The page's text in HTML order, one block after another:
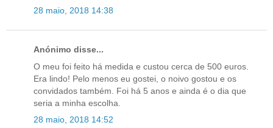
28 maio, 2018 14:38
Anónimo disse...
O meu foi feito há medida e custou cerca de 500 euros.
Era lindo! Pelo menos eu gostei, o noivo gostou e os
convidados também. Foi há 5 anos e ainda é o dia que
seria a minha escolha.
28 maio, 2018 14:52